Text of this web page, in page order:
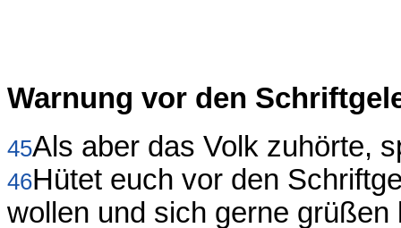
Warnung vor den
45Als aber das Volk zuhörte,
46Hütet euch vor den
wollen und sich gerne